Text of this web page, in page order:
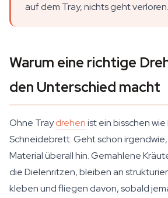
auf dem Tray, nichts geht verloren.
Warum eine richtige
den Unterschied macht
Ohne Traydrehenist ein bisschen
Schneidebrett. Geht schon
Material überall hin. Gemahlene
die Dielenritzen, bleiben an
kleben und fliegen davon, sobald